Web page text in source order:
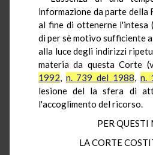
informazione da parte della
al fine di ottenerne l'intesa
di per sè motivo sufficiente
alla luce degli indirizzi
materia da questa Corte
1992, n. 739 del 1988, n.
lesione del la sfera di
l'accoglimento del ricorso.
PER QUESTI
LA CORTE